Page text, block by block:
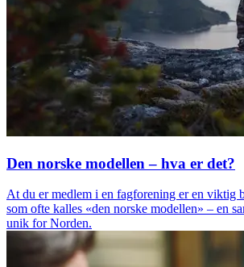
Den norske modellen – hva er det?
At du er medlem i en fagforening er en viktig
som ofte kalles «den norske modellen» – en
unik for Norden.